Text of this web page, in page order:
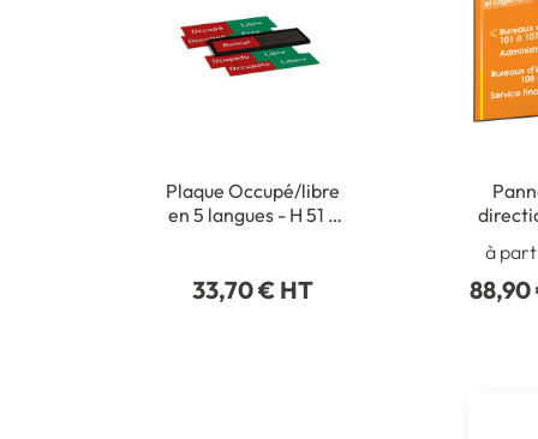
Plaque Occupé/libre
en 5 langues - H 51 x
33,70 € HT
à
88,90